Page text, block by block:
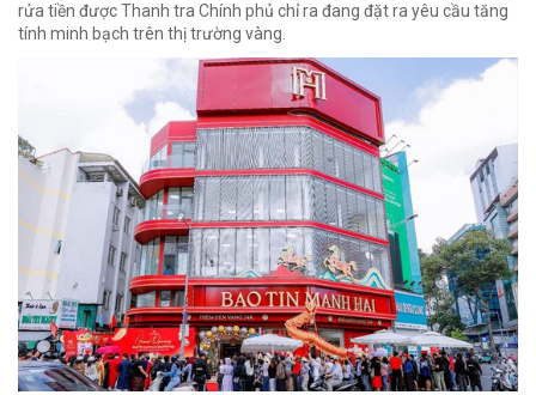
rửa tiền được Thanh tra Chính phủ chỉ ra đang đặt ra yêu cầu tăng
tính minh bạch trên thị trường vàng.